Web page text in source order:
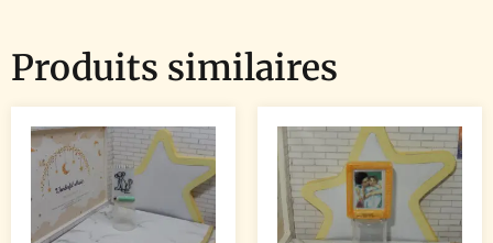
Produits similaires